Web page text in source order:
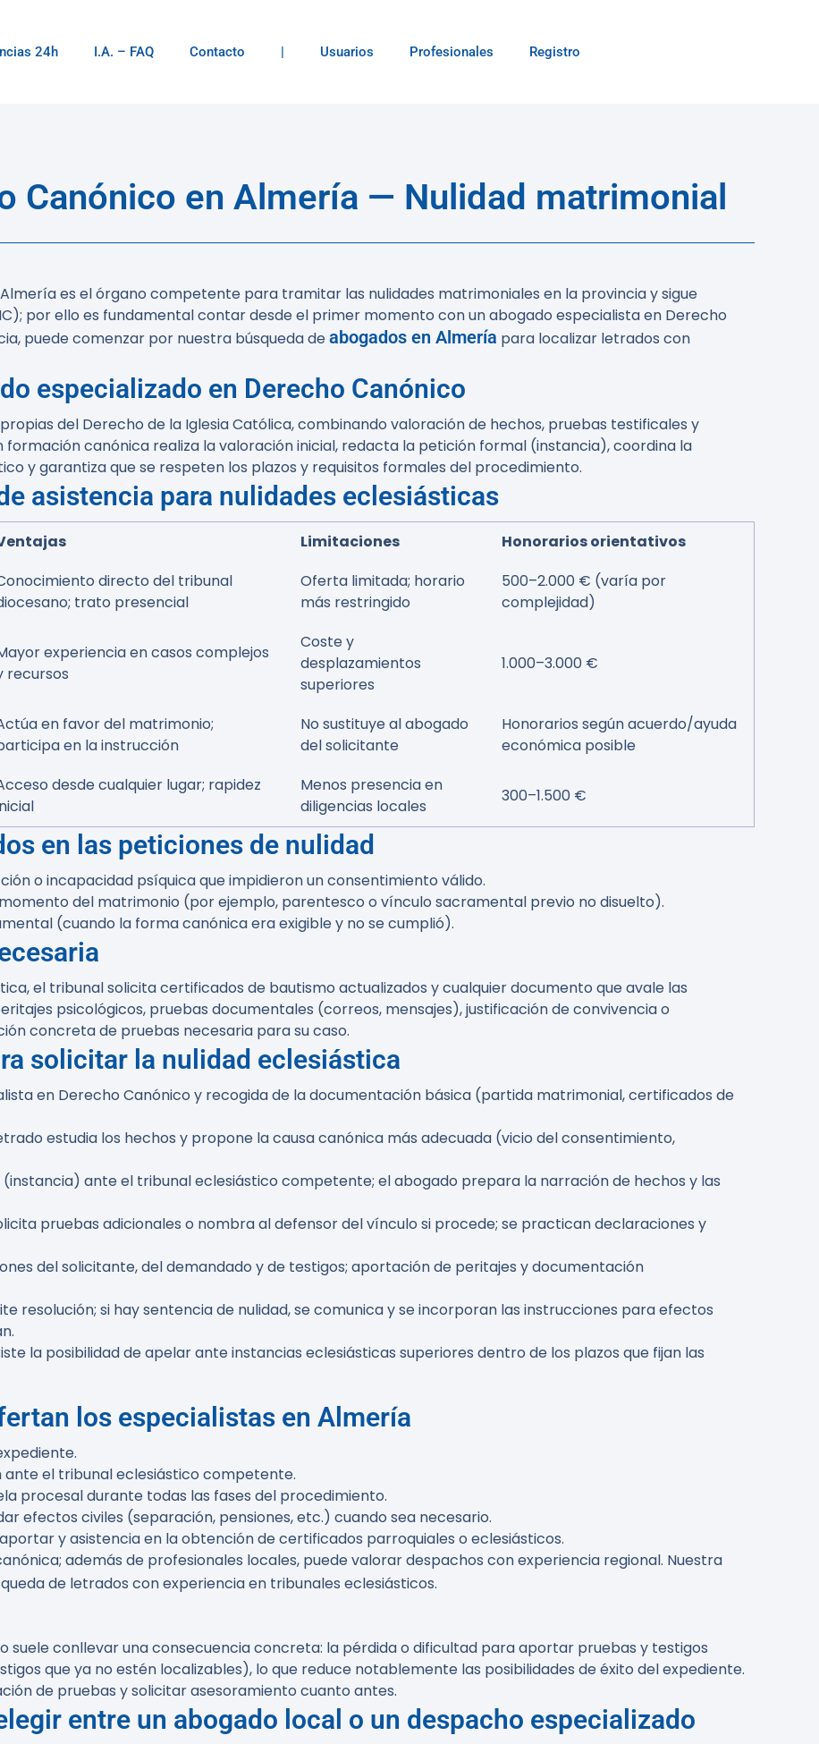
24h I.A. – FAQ Contacto | Usuarios Profesionales Registro
Canónico en Almería — Nulidad matrimonial
es el órgano competente para tramitar las nulidades matrimoniales en la provincia y sigue
por ello es fundamental contar desde el primer momento con un abogado especialista en Derecho
puede comenzar por nuestra búsqueda deabogados en Almería para localizar letrados con
especializado en Derecho Canónico
del Derecho de la Iglesia Católica, combinando valoración de hechos, pruebas testificales y
formación canónica realiza la valoración inicial, redacta la petición formal (instancia), coordina la
y garantiza que se respeten los plazos y requisitos formales del procedimiento.
asistencia para nulidades eclesiásticas
Limitaciones
Honorarios orientativos
directo del tribunal
trato presencial
Oferta limitada; horario
más restringido
500–2.000 € (varía por
complejidad)
experiencia en casos complejos
recursos
Coste y
desplazamientos
superiores
1.000–3.000 €
en favor del matrimonio;
en la instrucción
No sustituye al abogado
del solicitante
Honorarios según acuerdo/ayuda
económica posible
desde cualquier lugar; rapidez
Menos presencia en
diligencias locales
300–1.500 €
en las peticiones de nulidad
o incapacidad psíquica que impidieron un consentimiento válido.
del matrimonio (por ejemplo, parentesco o vínculo sacramental previo no disuelto).
(cuando la forma canónica era exigible y no se cumplió).
el tribunal solicita certificados de bautismo actualizados y cualquier documento que avale las
psicológicos, pruebas documentales (correos, mensajes), justificación de convivencia o
concreta de pruebas necesaria para su caso.
solicitar la nulidad eclesiástica
en Derecho Canónico y recogida de la documentación básica (partida matrimonial, certificados de
estudia los hechos y propone la causa canónica más adecuada (vicio del consentimiento,
ante el tribunal eclesiástico competente; el abogado prepara la narración de hechos y las
pruebas adicionales o nombra al defensor del vínculo si procede; se practican declaraciones y
del solicitante, del demandado y de testigos; aportación de peritajes y documentación
resolución; si hay sentencia de nulidad, se comunica y se incorporan las instrucciones para efectos
la posibilidad de apelar ante instancias eclesiásticas superiores dentro de los plazos que fijan las
los especialistas en Almería
el tribunal eclesiástico competente.
procesal durante todas las fases del procedimiento.
efectos civiles (separación, pensiones, etc.) cuando sea necesario.
y asistencia en la obtención de certificados parroquiales o eclesiásticos.
además de profesionales locales, puede valorar despachos con experiencia regional. Nuestra
de letrados con experiencia en tribunales eclesiásticos.
suele conllevar una consecuencia concreta: la pérdida o dificultad para aportar pruebas y testigos
que ya no estén localizables), lo que reduce notablemente las posibilidades de éxito del expediente.
de pruebas y solicitar asesoramiento cuanto antes.
entre un abogado local o un despacho especializado